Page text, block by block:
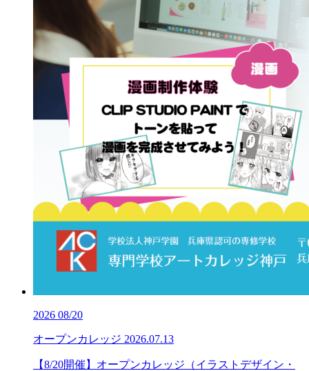
2026 08/20
オープンカレッジ 2026.07.13
【8/20開催】オープンカレッジ（イラストデザイン・